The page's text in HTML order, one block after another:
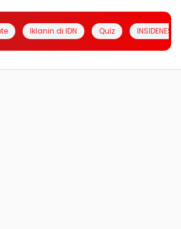
Iklanin di IDN Quiz INSIDENESIA